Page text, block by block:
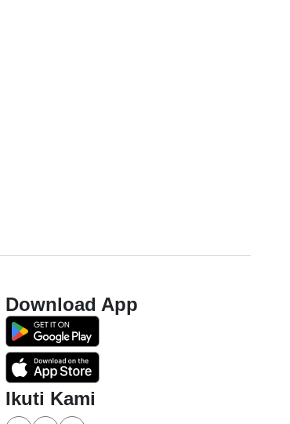
Download App
Ikuti Kami